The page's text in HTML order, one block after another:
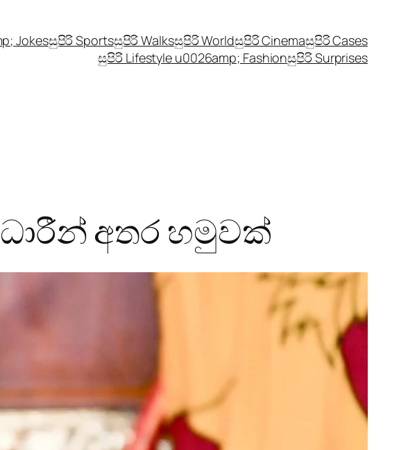
Jokesසුපිරි Sportsසුපිරි Walksසුපිරි Worldසුපිරි Cinemaසුපිරි Cases
සුපිරි Lifestyle u0026amp; Fashionසුපිරි Surprises
අතර හමුවක්